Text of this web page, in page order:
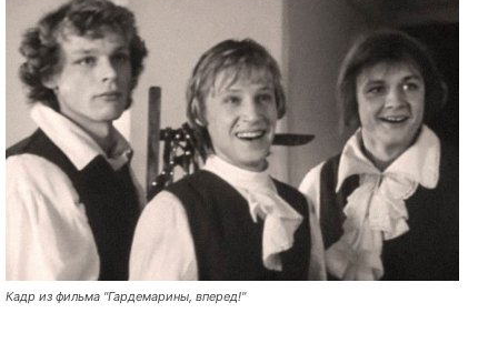
Кадр из фильма "Гардемарины, вперед!"